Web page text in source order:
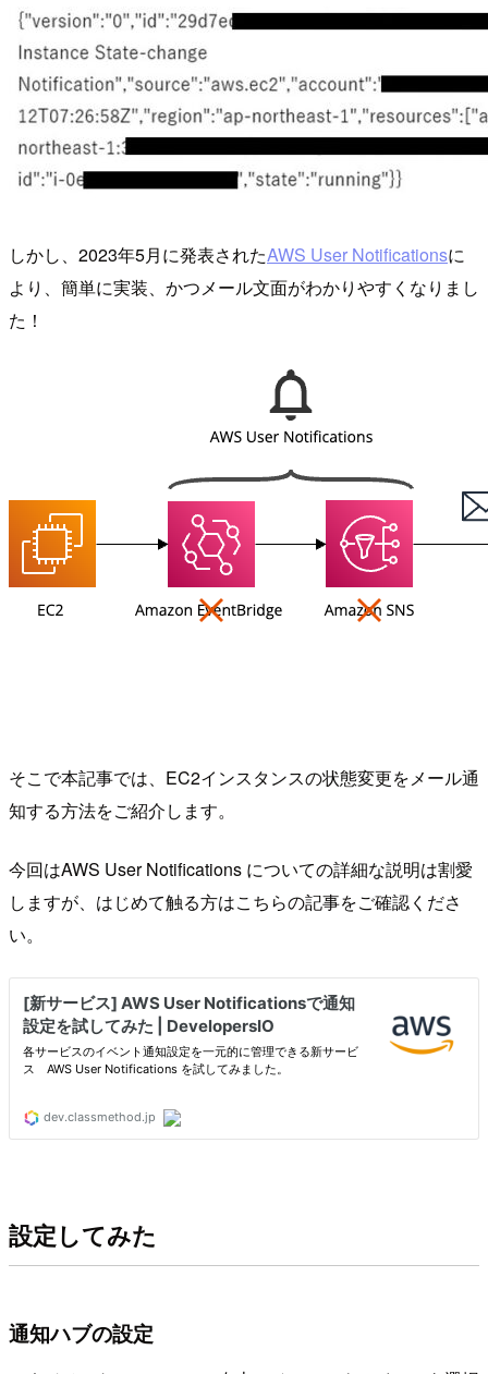
しかし、2023年5月に発表されたAWS User Notificationsに
より、簡単に実装、かつメール文面がわかりやすくなりまし
た！
そこで本記事では、EC2インスタンスの状態変更をメール通
知する方法をご紹介します。
今回はAWS User Notifications についての詳細な説明は割愛
しますが、はじめて触る方はこちらの記事をご確認くださ
い。
設定してみた
通知ハブの設定